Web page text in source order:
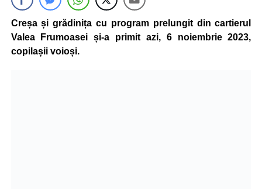
Creșa și grădinița cu program prelungit din cartierul
Valea Frumoasei și-a primit azi, 6 noiembrie 2023,
copilașii voioși.